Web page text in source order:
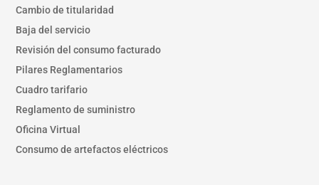
Cambio de titularidad
Baja del servicio
Revisión del consumo facturado
Pilares Reglamentarios
Cuadro tarifario
Reglamento de suministro
Oficina Virtual
Consumo de artefactos eléctricos